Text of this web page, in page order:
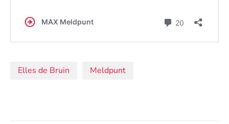
Onderwerpen:
Elles de Bruin Meldpunt